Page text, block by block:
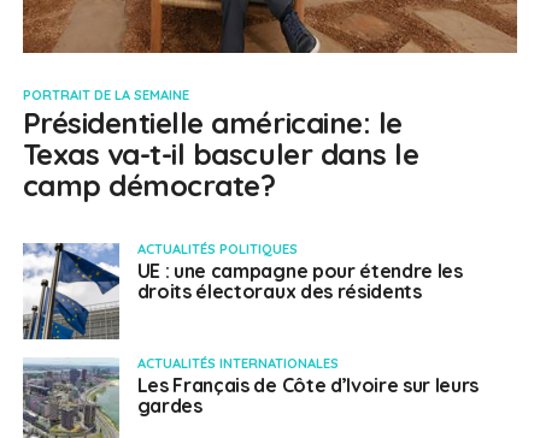
PORTRAIT DE LA SEMAINE
Présidentielle américaine: le
Texas va-t-il basculer dans le
camp démocrate?
ACTUALITÉS POLITIQUES
UE : une campagne pour étendre les
droits électoraux des résidents
ACTUALITÉS INTERNATIONALES
Les Français de Côte d’Ivoire sur leurs
gardes